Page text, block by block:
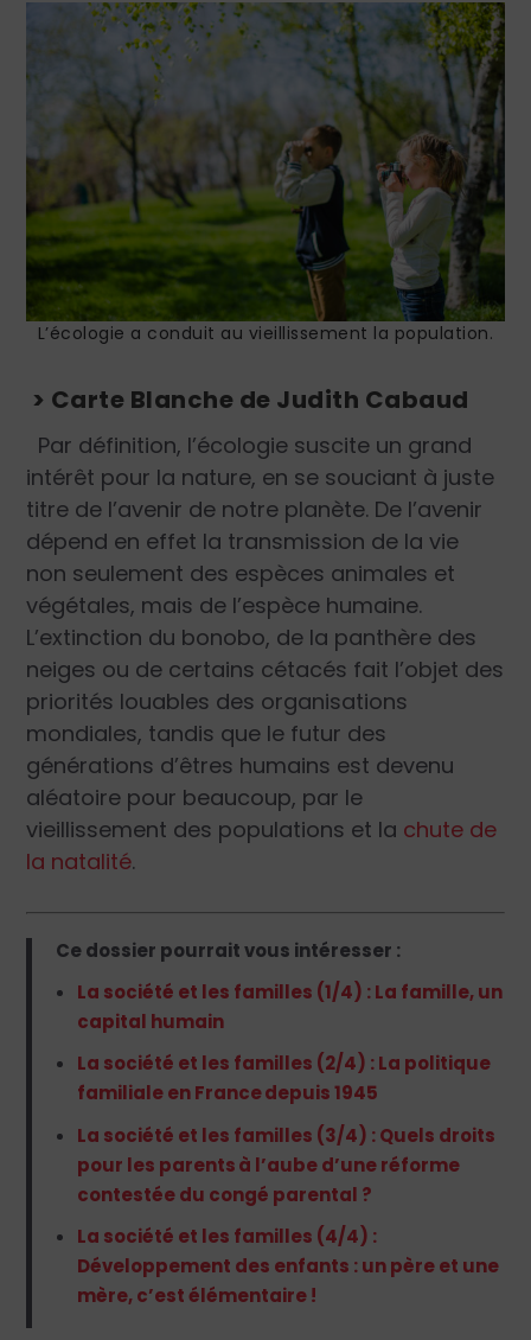
L’écologie a conduit au vieillissement la population.
> Carte Blanche de Judith Cabaud
Par définition, l’écologie suscite un grand
intérêt pour la nature, en se souciant à juste
titre de l’avenir de notre planète. De l’avenir
dépend en effet la transmission de la vie
non seulement des espèces animales et
végétales, mais de l’espèce humaine.
L’extinction du bonobo, de la panthère des
neiges ou de certains cétacés fait l’objet des
priorités louables des organisations
mondiales, tandis que le futur des
générations d’êtres humains est devenu
aléatoire pour beaucoup, par le
vieillissement des populations et la chute de
la natalité.
Ce dossier pourrait vous intéresser :
La société et les familles (1/4) : La famille, un
capital humain
La société et les familles (2/4) : La politique
familiale en France depuis 1945
La société et les familles (3/4) : Quels droits
pour les parents à l’aube d’une réforme
contestée du congé parental ?
La société et les familles (4/4) :
Développement des enfants : un père et une
mère, c’est élémentaire !